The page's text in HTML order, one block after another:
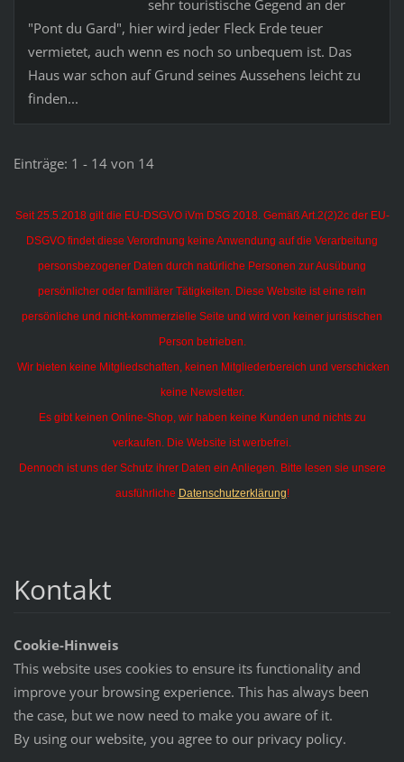
sehr touristische Gegend an der
"Pont du Gard", hier wird jeder Fleck Erde teuer
vermietet, auch wenn es noch so unbequem ist. Das
Haus war schon auf Grund seines Aussehens leicht zu
finden...
Einträge: 1 - 14 von 14
Seit 25.5.2018 gilt die EU-DSGVO iVm DSG 2018. Gemäß Art.2(2)2c der EU-
DSGVO findet diese Verordnung keine Anwendung auf die Verarbeitung
personsbezogener Daten durch natürliche Personen zur Ausübung
persönlicher oder familiärer Tätigkeiten. Diese Website ist eine rein
persönliche und nicht-kommerzielle Seite und wird von keiner juristischen
Person betrieben.
Wir bieten keine Mitgliedschaften, keinen Mitgliederbereich und verschicken
keine Newsletter.
Es gibt keinen Online-Shop, wir haben keine Kunden und nichts zu
verkaufen. Die Website ist werbefrei.
Dennoch ist uns der Schutz ihrer Daten ein Anliegen. Bitte lesen sie unsere
ausführliche Datenschutzerklärung!
Kontakt
Cookie-Hinweis
This website uses cookies to ensure its functionality and
improve your browsing experience. This has always been
the case, but we now need to make you aware of it.
By using our website, you agree to our privacy policy.